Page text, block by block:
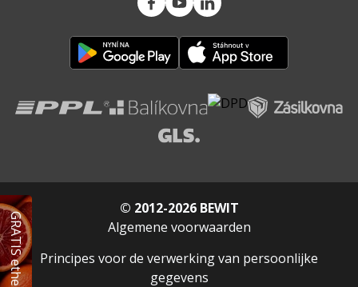
© 2012-2026 BEWIT
Algemene voorwaarden
Principes voor de verwerking van persoonlijke
gegevens